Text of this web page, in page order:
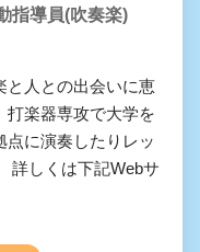
指導員(吹奏楽)
と人との出会いに恵
打楽器専攻で大学を
に演奏したりレッ
詳しくは下記Webサ